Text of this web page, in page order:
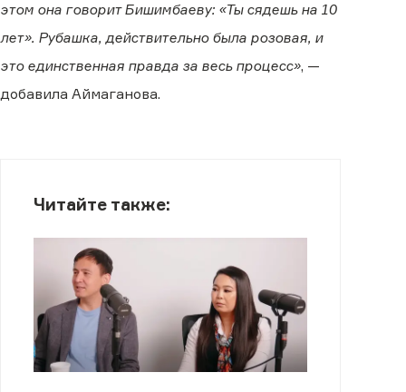
этом она говорит Бишимбаеву: «Ты сядешь на 10
лет». Рубашка, действительно была розовая, и
это единственная правда за весь процесс», —
добавила Аймаганова.
Читайте также: